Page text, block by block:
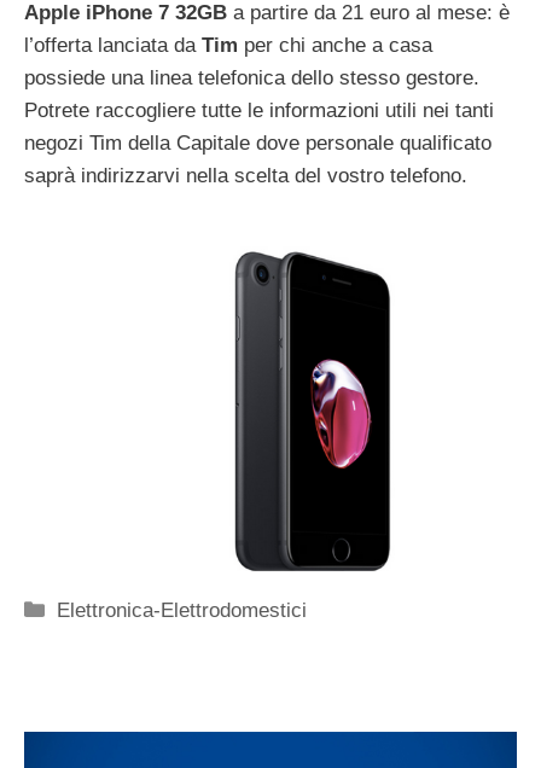
Apple iPhone 7 32GB a partire da 21 euro al mese: è
l’offerta lanciata da Tim per chi anche a casa
possiede una linea telefonica dello stesso gestore.
Potrete raccogliere tutte le informazioni utili nei tanti
negozi Tim della Capitale dove personale qualificato
saprà indirizzarvi nella scelta del vostro telefono.
Categorie
Elettronica-Elettrodomestici